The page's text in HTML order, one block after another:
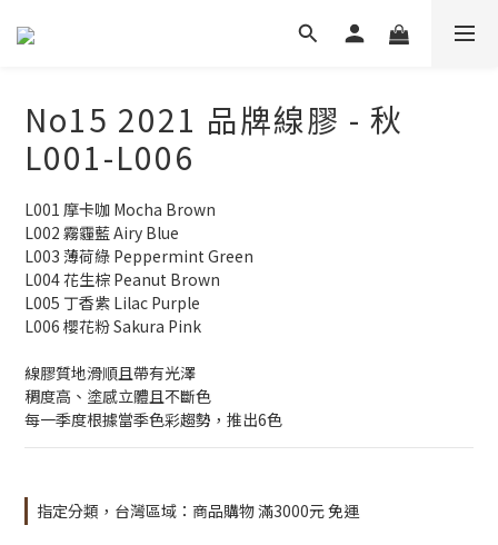
No15 2021 品牌線膠 - 秋
L001-L006
L001 摩卡咖 Mocha Brown
L002 霧霾藍 Airy Blue
L003 薄荷綠 Peppermint Green
L004 花生棕 Peanut Brown
L005 丁香紫 Lilac Purple
L006 櫻花粉 Sakura Pink
線膠質地滑順且帶有光澤
稠度高、塗感立體且不斷色
每一季度根據當季色彩趨勢，推出6色
指定分類，台灣區域：商品購物 滿3000元 免運